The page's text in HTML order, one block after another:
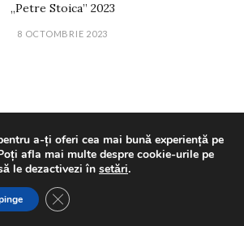
„Petre Stoica” 2023
8 OCTOMBRIE 2023
Comments
a-ți oferi cea mai bună experiență pe
afla mai multe despre cookie-urile pe
le dezactivezi în setări.
CLOSE GDPR COOKIE